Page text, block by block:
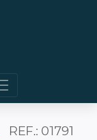
REF.: 01791